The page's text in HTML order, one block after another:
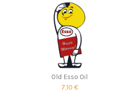
Old Esso Oil
7,10 €